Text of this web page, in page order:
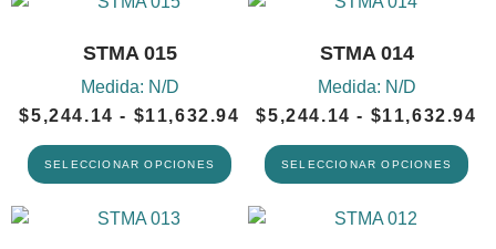
STMA 015
Medida: N/D
$5,244.14 - $11,632.94
SELECCIONAR OPCIONES
STMA 014
Medida: N/D
$5,244.14 - $11,632.94
SELECCIONAR OPCIONES